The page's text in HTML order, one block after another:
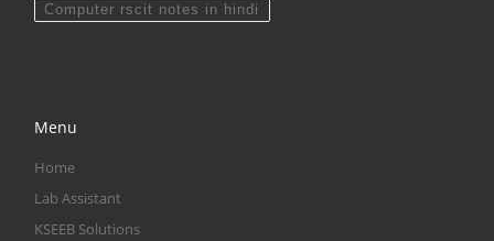
Computer rscit notes in hindi
Menu
Home
Lab Assistant
KSEEB Solutions